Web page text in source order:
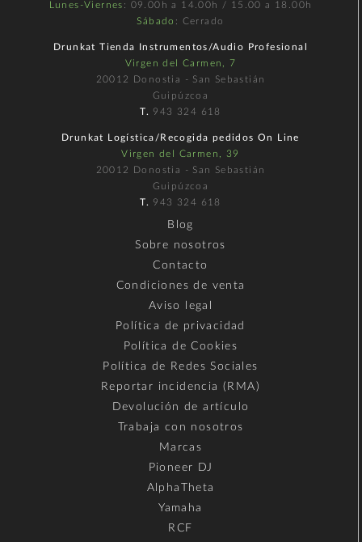
Lunes-Viernes : 09.00h a 14.00h / 15.00 a 18.00h
Sábado : Cerrado
Drunkat Tienda Instrumentos/Audio Profesional
Virgen del Carmen, 7
20012 Donostia - San Sebastián
Guipúzcoa
T. 943 324 618
Drunkat Logística/Recogida pedidos On Line
Virgen del Carmen, 39
20012 Donostia - San Sebastián
Guipúzcoa
T. 943 324 618
Blog
Sobre nosotros
Contacto
Condiciones de venta
Aviso legal
Política de privacidad
Política de Cookies
Política de Redes Sociales
Reportar incidencia (RMA)
Devolución de artículo
Trabaja con nosotros
Marcas
Pioneer DJ
AlphaTheta
Yamaha
RCF